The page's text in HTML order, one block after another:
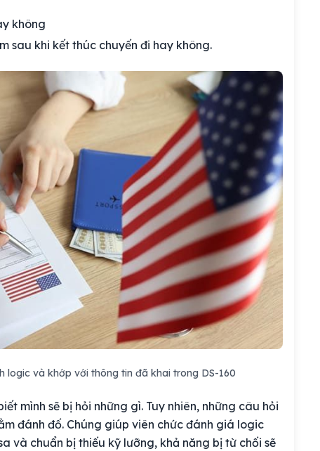
không
sau khi kết thúc chuyến đi hay không.
logic và khớp với thông tin đã khai trong DS-160
mình sẽ bị hỏi những gì. Tuy nhiên, những câu hỏi
đánh đố. Chúng giúp viên chức đánh giá logic
và chuẩn bị thiếu kỹ lưỡng, khả năng bị từ chối sẽ